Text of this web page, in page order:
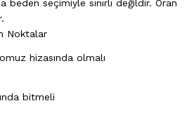
beden seçimiyle sınırlı değildir. Oran
Noktalar
hizasında olmalı
bitmeli